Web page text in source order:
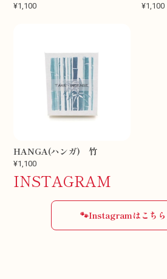
¥1,100 ¥1,100
HANGA(ハンガ) 竹
¥1,100
INSTAGRAM
🐾Instagramはこち